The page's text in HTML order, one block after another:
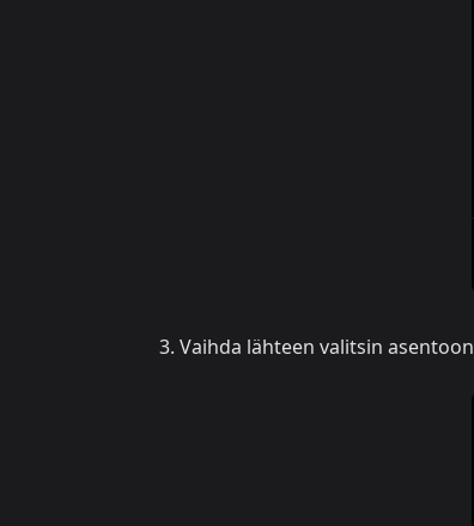
Vaihda lähteen valitsin asentoon